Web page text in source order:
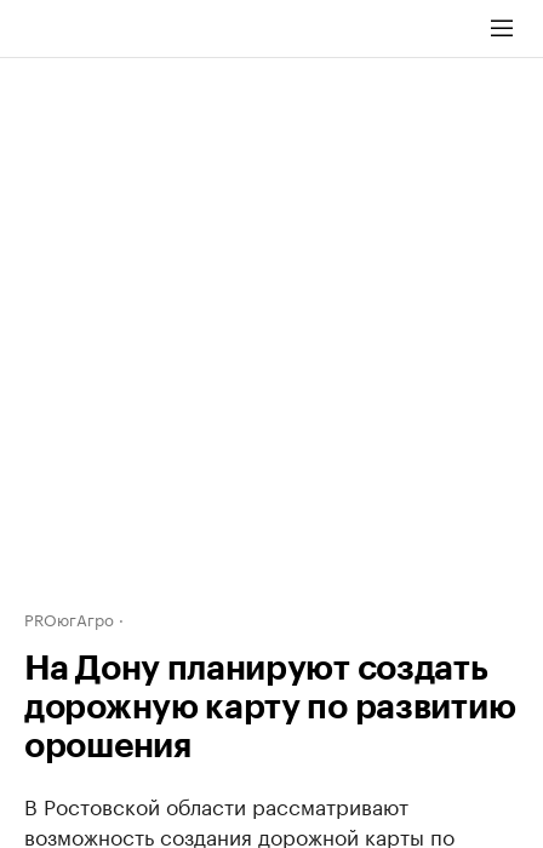
PROюгАгро
На Дону планируют создать
дорожную карту по развитию
орошения
В Ростовской области рассматривают
возможность создания дорожной карты по